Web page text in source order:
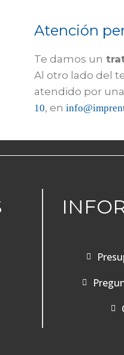
Atención
Te damos un
Al otro lado del
atendido por
10, en